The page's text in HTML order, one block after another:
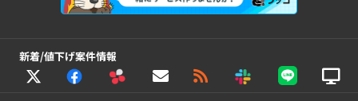
新着/値下げ案件情報